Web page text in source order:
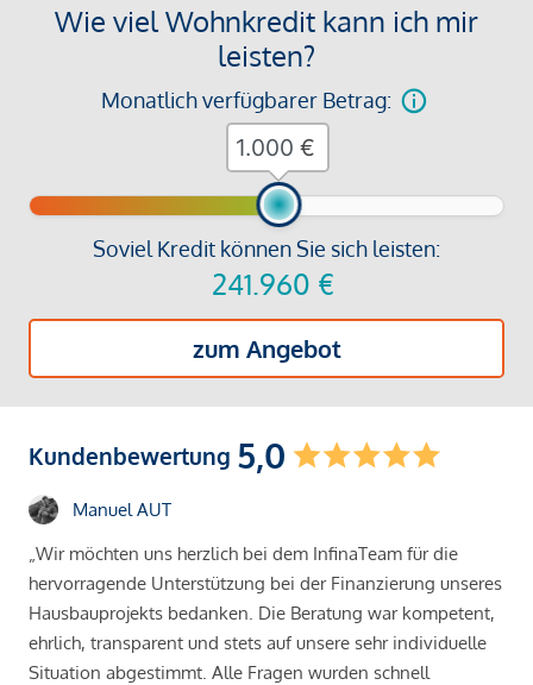
Wie viel Wohnkredit kann ich mir
leisten?
Monatlich verfügbarer Betrag:
Soviel Kredit können Sie sich leisten:
241.960 €
zum Angebot
€
Kundenbewertung 5,0
Manuel AUT
„Wir möchten uns herzlich bei dem InfinaTeam für die
hervorragende Unterstützung bei der Finanzierung unseres
Hausbauprojekts bedanken. Die Beratung war kompetent,
ehrlich, transparent und stets auf unsere sehr individuelle
Situation abgestimmt. Alle Fragen wurden schnell